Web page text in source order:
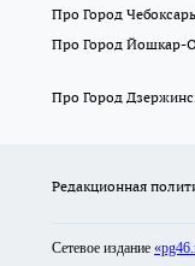
Про Город
Про Город Йошкар-
Про Город
Редакционная
Сетевое издание